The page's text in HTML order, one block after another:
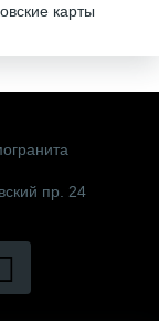
карты
пр. 24